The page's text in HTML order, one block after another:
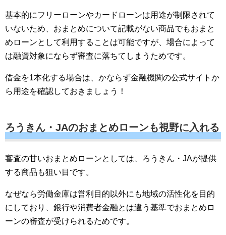
基本的にフリーローンやカードローンは用途が制限されて
いないため、おまとめについて記載がない商品でもおまと
めローンとして利用することは可能ですが、場合によって
は融資対象にならず審査に落ちてしまうためです。
借金を1本化する場合は、かならず金融機関の公式サイトか
ら用途を確認しておきましょう！
ろうきん・JAのおまとめローンも視野に入れる
審査の甘いおまとめローンとしては、ろうきん・JAが提供
する商品も狙い目です。
なぜなら労働金庫は営利目的以外にも地域の活性化を目的
にしており、銀行や消費者金融とは違う基準でおまとめロ
ーンの審査が受けられるためです。